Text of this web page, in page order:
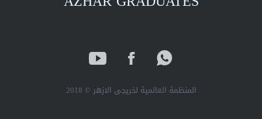
المنظمة العالمية لخريجى الازهر © 2018